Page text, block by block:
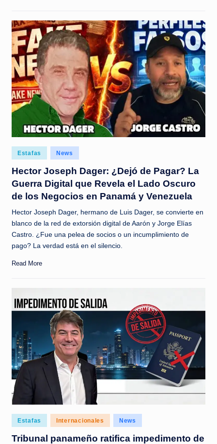
Posted
in
Estafas News
Hector Joseph Dager: ¿Dejó de Pagar? La
Guerra Digital que Revela el Lado Oscuro
de los Negocios en Panamá y Venezuela
Hector Joseph Dager, hermano de Luis Dager, se convierte en
blanco de la red de extorsión digital de Aarón y Jorge Elías
Castro. ¿Fue una pelea de socios o un incumplimiento de
pago? La verdad está en el silencio.
Read More
Posted
in
Estafas Internacionales News
Tribunal panameño ratifica impedimento de